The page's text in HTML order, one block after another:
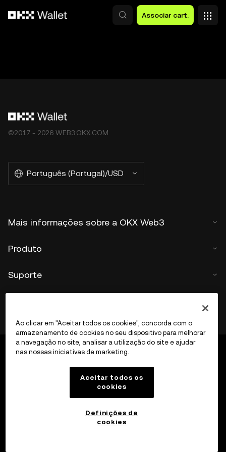
Associar cart.
©2017 - 2026 WEB3.OKX.COM
Português (Portugal)/USD
Mais informações sobre a OKX Web3
Produto
Suporte
Ao clicar em "Aceitar todos os cookies", concorda com o
armazenamento de cookies no seu dispositivo para melhorar
a navegação no site, analisar a utilização do site e ajudar
nas nossas iniciativas de marketing.
Aceitar todos os
cookies
Definições de
cookies